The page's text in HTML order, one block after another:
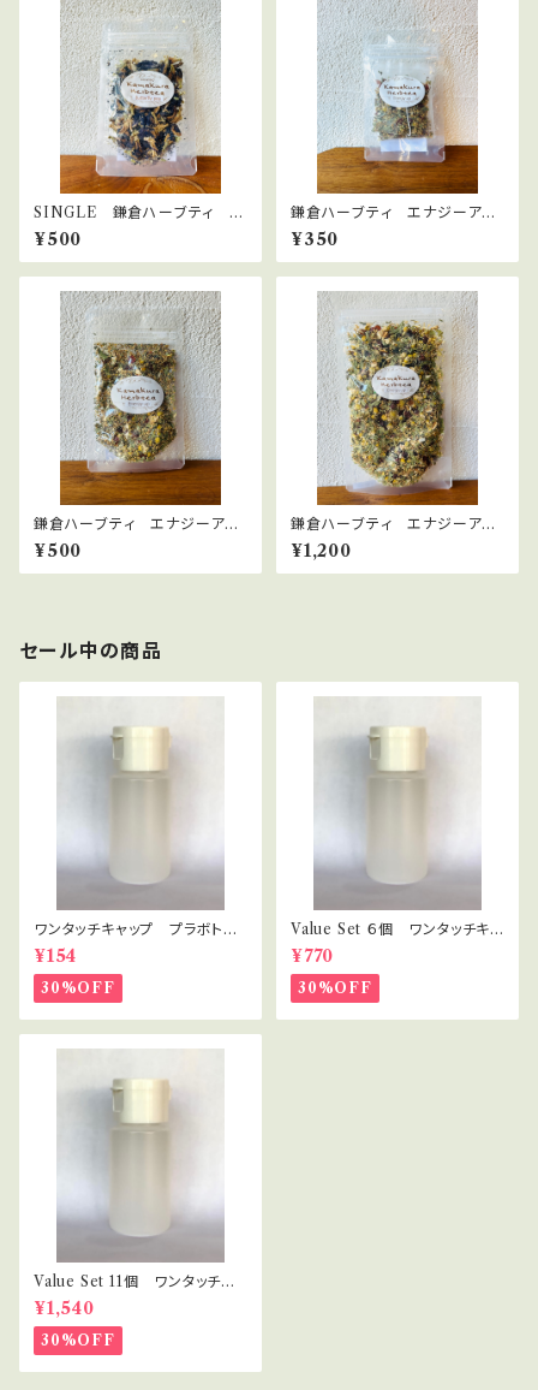
SINGLE 鎌倉ハーブティ バ
タフライピー
¥500
鎌倉ハーブティ エナジーアッ
プ 【ティーバッグ】２.０g×2bag
s
¥350
鎌倉ハーブティ エナジーアッ
プ 10ｇ
¥500
鎌倉ハーブティ エナジーアッ
プ 30ｇ
¥1,200
セール中の商品
ワンタッチキャップ プラボト
ル 30ml
¥154
30%OFF
Value Set ６個 ワンタッチキャ
ップ プラボトル 30ml セラピ
スト・講座用
¥770
30%OFF
Value Set 11個 ワンタッチキ
ャップ プラボトル 30ml セラ
ピスト・講座用
¥1,540
30%OFF